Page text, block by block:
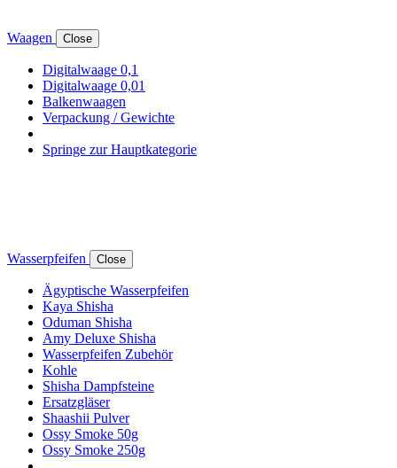
Waagen Close
Digitalwaage 0,1
Digitalwaage 0,01
Balkenwaagen
Verpackung / Gewichte
Springe zur Hauptkategorie
Wasserpfeifen Close
Ägyptische Wasserpfeifen
Kaya Shisha
Oduman Shisha
Amy Deluxe Shisha
Wasserpfeifen Zubehör
Kohle
Shisha Dampfsteine
Ersatzgläser
Shaashii Pulver
Ossy Smoke 50g
Ossy Smoke 250g